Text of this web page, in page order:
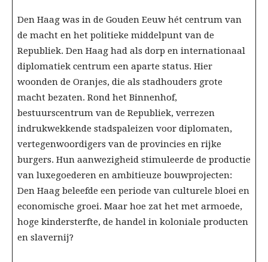
Den Haag was in de Gouden Eeuw hét centrum van
de macht en het politieke middelpunt van de
Republiek. Den Haag had als dorp en internationaal
diplomatiek centrum een aparte status. Hier
woonden de Oranjes, die als stadhouders grote
macht bezaten. Rond het Binnenhof,
bestuurscentrum van de Republiek, verrezen
indrukwekkende stadspaleizen voor diplomaten,
vertegenwoordigers van de provincies en rijke
burgers. Hun aanwezigheid stimuleerde de productie
van luxegoederen en ambitieuze bouwprojecten:
Den Haag beleefde een periode van culturele bloei en
economische groei. Maar hoe zat het met armoede,
hoge kindersterfte, de handel in koloniale producten
en slavernij?